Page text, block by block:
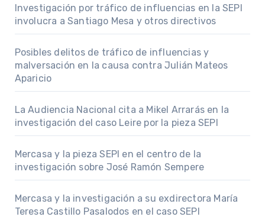
Investigación por tráfico de influencias en la SEPI
involucra a Santiago Mesa y otros directivos
Posibles delitos de tráfico de influencias y
malversación en la causa contra Julián Mateos
Aparicio
La Audiencia Nacional cita a Mikel Arrarás en la
investigación del caso Leire por la pieza SEPI
Mercasa y la pieza SEPI en el centro de la
investigación sobre José Ramón Sempere
Mercasa y la investigación a su exdirectora María
Teresa Castillo Pasalodos en el caso SEPI